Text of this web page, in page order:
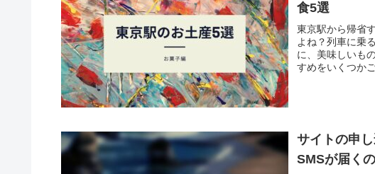
食5選
東京駅から帰省
よね？列車に乗
に、美味しいも
すめをいくつか
サイトの申
SMSが届く